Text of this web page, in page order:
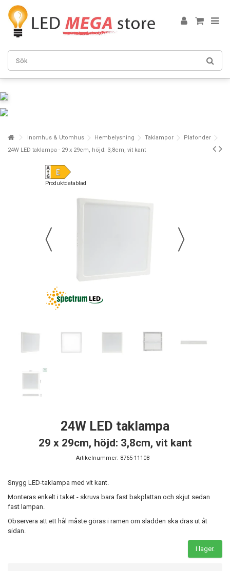
Inomhus & Utomhus Hembelysning Taklampor
Plafonder
24W LED taklampa - 29 x 29cm, höjd: 3,8cm, vit kant
Produktdatablad
24W LED taklampa
29 x 29cm, höjd: 3,8cm, vit kant
Artikelnummer: 8765-11108
Snygg LED-taklampa med vit kant.
Monteras enkelt i taket - skruva bara fast bakplattan och skjut sedan
fast lampan.
Observera att ett hål måste göras i ramen om sladden ska dras ut åt
sidan.
I lager.